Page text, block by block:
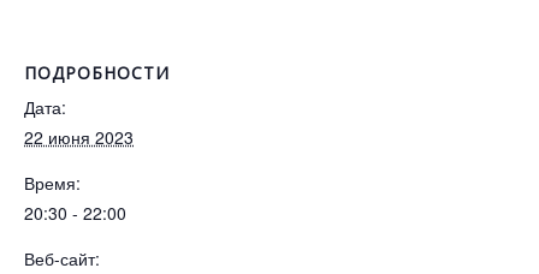
ПОДРОБНОСТИ
Дата:
22 июня 2023
Время:
20:30 - 22:00
Веб-сайт: